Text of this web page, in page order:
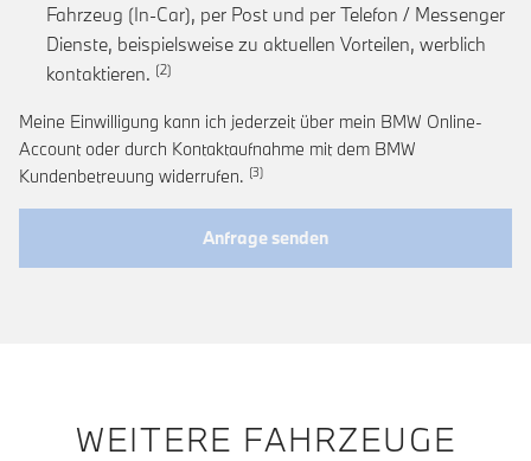
Fahrzeug (In-Car), per Post und per Telefon / Messenger
Dienste, beispielsweise zu aktuellen Vorteilen, werblich
kontaktieren. Link zur Fußnote: Einwilligung zur
Meine Einwilligung kann ich jederzeit über mein BMW Online-
Account oder durch Kontaktaufnahme mit dem BMW
Kundenbetreuung widerrufen. Link zur Fußnote: Widerruf der
Anfrage senden
WEITERE FAHRZEUGE